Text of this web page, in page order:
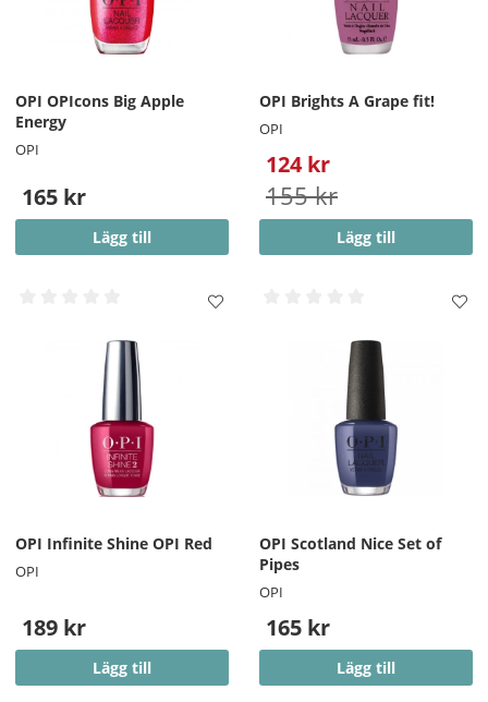
OPI OPIcons Big Apple
Energy
OPI
165 kr
Lägg till
OPI Brights A Grape fit!
OPI
124 kr
155 kr
Lägg till
OPI Infinite Shine OPI Red
OPI
189 kr
Lägg till
OPI Scotland Nice Set of
Pipes
OPI
165 kr
Lägg till